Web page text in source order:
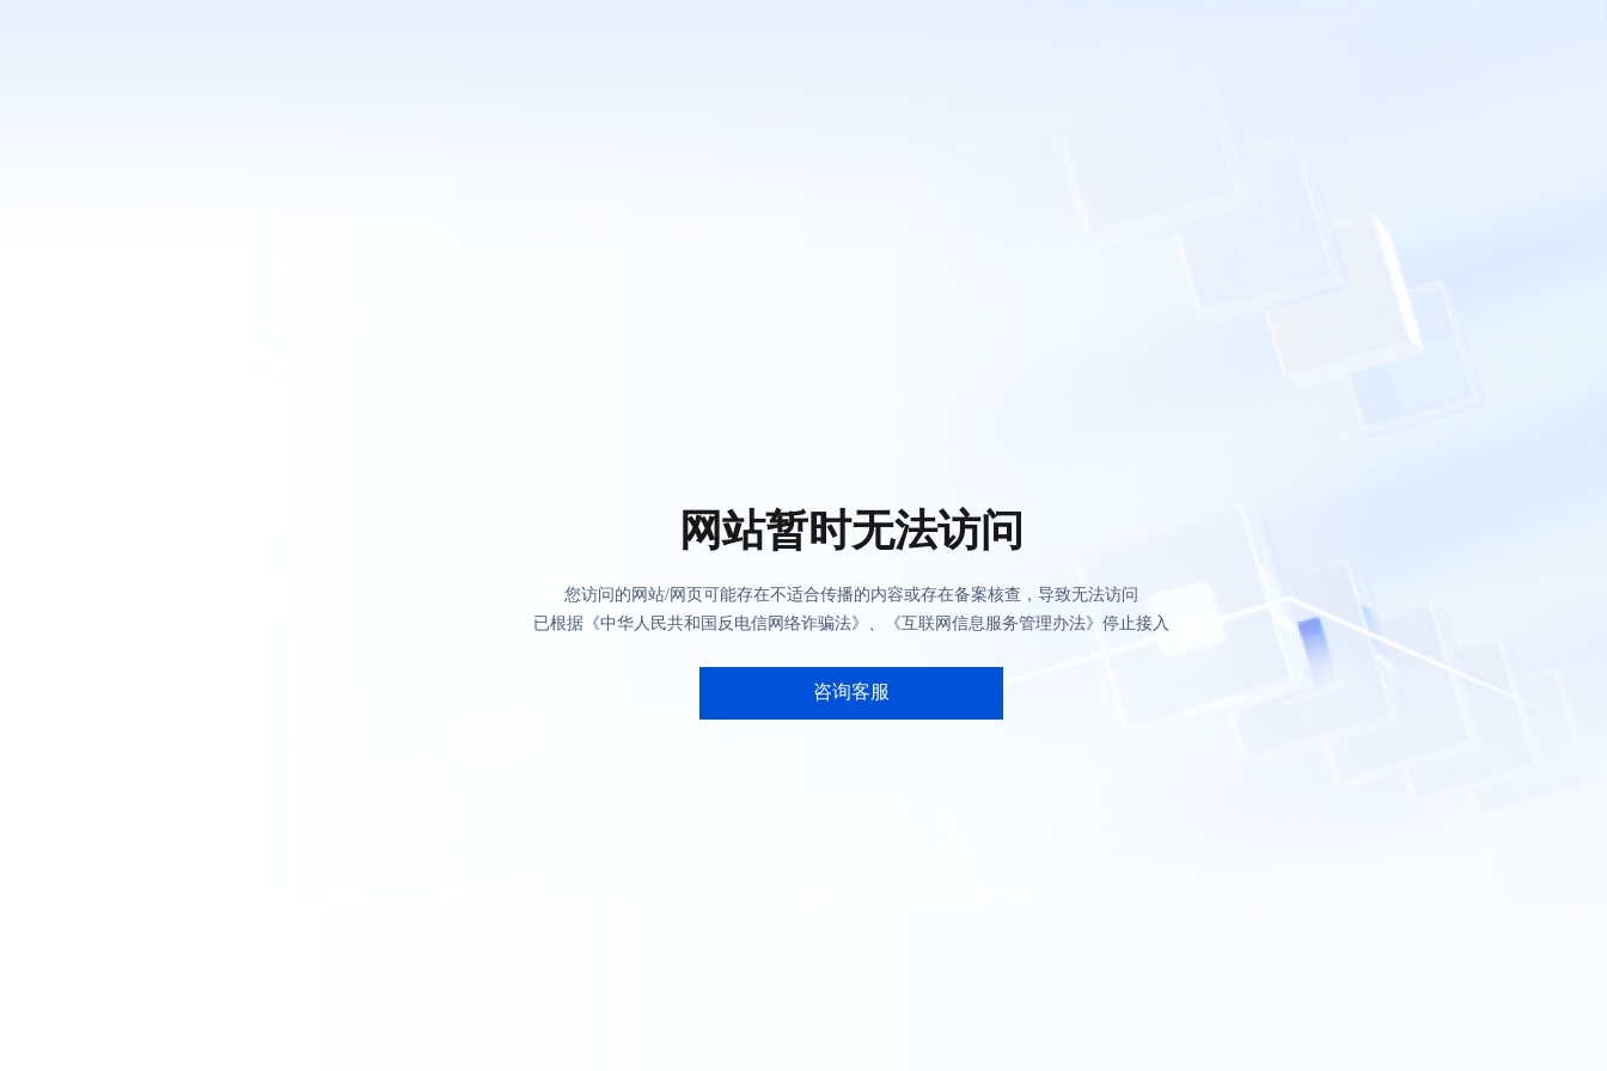
网站暂时无法访问
您访问的网站/网页可能存在不适合传播的内容或存在备案核查，导致无法访问
已根据《中华人民共和国反电信网络诈骗法》、《互联网信息服务管理办法》停止接入
咨询客服